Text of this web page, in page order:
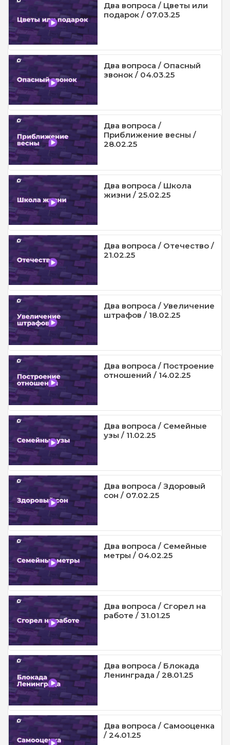
Два вопроса / Цветы или
подарок / 07.03.25
Два вопроса / Опасный
звонок / 04.03.25
Два вопроса /
Приближение весны /
28.02.25
Два вопроса / Школа
жизни / 25.02.25
Два вопроса / Отечество /
21.02.25
Два вопроса / Увеличение
штрафов / 18.02.25
Два вопроса / Построение
отношений / 14.02.25
Два вопроса / Семейные
узы / 11.02.25
Два вопроса / Здоровый
сон / 07.02.25
Два вопроса / Семейные
метры / 04.02.25
Два вопроса / Сгорел на
работе / 31.01.25
Два вопроса / Блокада
Ленинграда / 28.01.25
Два вопроса / Самооценка
/ 24.01.25